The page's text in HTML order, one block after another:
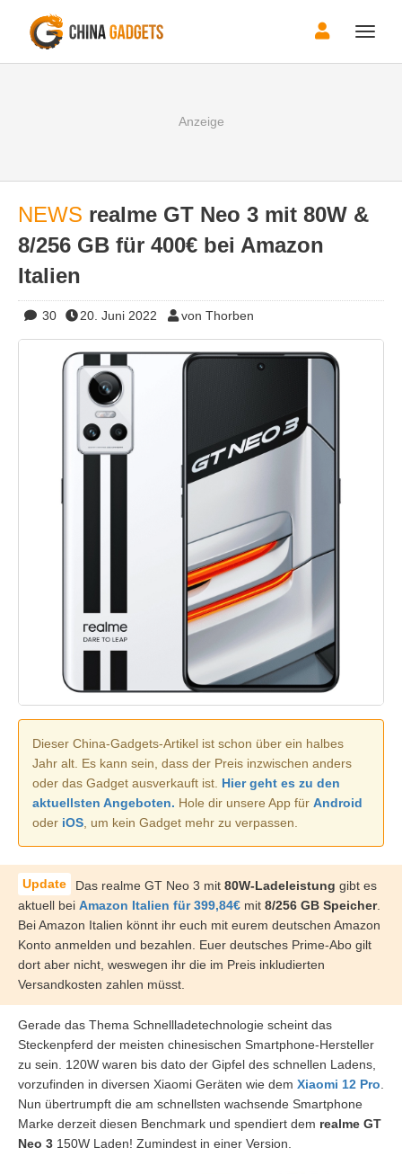
Toggle
NEWS realme GT Neo 3 mit 80W &
8/256 GB für 400€ bei Amazon
Italien
30 20. Juni 2022 von Thorben
Dieser China-Gadgets-Artikel ist schon über ein halbes
Jahr alt. Es kann sein, dass der Preis inzwischen anders
oder das Gadget ausverkauft ist. Hier geht es zu den
aktuellsten Angeboten. Hole dir unsere App für Android
oder iOS , um kein Gadget mehr zu verpassen.
Das realme GT Neo 3 mit 80W-Ladeleistung gibt es
aktuell bei Amazon Italien für 399,84€ mit 8/256 GB Speicher.
Bei Amazon Italien könnt ihr euch mit eurem deutschen Amazon
Konto anmelden und bezahlen. Euer deutsches Prime-Abo gilt
dort aber nicht, weswegen ihr die im Preis inkludierten
Versandkosten zahlen müsst.
Gerade das Thema Schnellladetechnologie scheint das
Steckenpferd der meisten chinesischen Smartphone-Hersteller
zu sein. 120W waren bis dato der Gipfel des schnellen Ladens,
vorzufinden in diversen Xiaomi Geräten wie dem Xiaomi 12 Pro
Nun übertrumpft die am schnellsten wachsende Smartphone
Marke derzeit diesen Benchmark und spendiert dem realme GT
Neo 3 150W Laden! Zumindest in einer Version.